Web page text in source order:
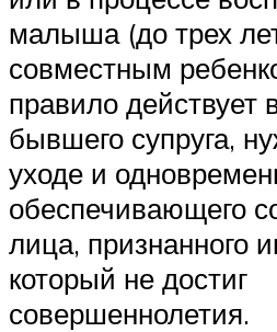
малыша (до трех
совместным
правило действует
бывшего супруга,
уходе и
обеспечивающего
лица, признанного
который не достиг
совершеннолетия.